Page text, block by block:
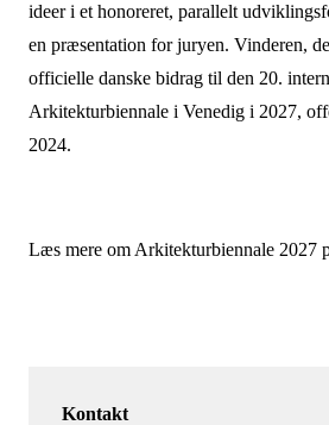
ideer i et honoreret, parallelt
en præsentation for juryen. Vinderen,
officielle danske bidrag til den 20.
Arkitekturbiennale i Venedig i 2027,
2024.
Læs mere om Arkitekturbiennale 2027
Kontakt